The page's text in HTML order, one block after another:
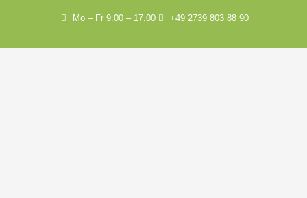
Mo – Fr 9.00 – 17.00 +49 2739 803 88 90